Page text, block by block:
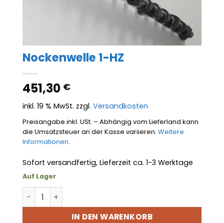
Nockenwelle 1-HZ
451,30 €
inkl. 19 % MwSt. zzgl. Versandkosten
Preisangabe inkl. USt. – Abhängig vom Lieferland kann
die Umsatzsteuer an der Kasse variieren. Weitere
Informationen.
Sofort versandfertig, Lieferzeit ca. 1-3 Werktage
Auf Lager
Nockenwelle 1-HZ Menge
IN DEN WARENKORB